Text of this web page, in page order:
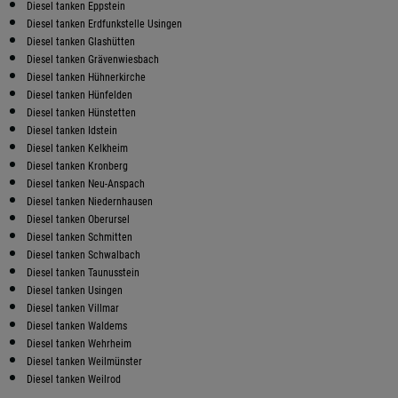
Diesel tanken Eppstein
Diesel tanken Erdfunkstelle Usingen
Diesel tanken Glashütten
Diesel tanken Grävenwiesbach
Diesel tanken Hühnerkirche
Diesel tanken Hünfelden
Diesel tanken Hünstetten
Diesel tanken Idstein
Diesel tanken Kelkheim
Diesel tanken Kronberg
Diesel tanken Neu-Anspach
Diesel tanken Niedernhausen
Diesel tanken Oberursel
Diesel tanken Schmitten
Diesel tanken Schwalbach
Diesel tanken Taunusstein
Diesel tanken Usingen
Diesel tanken Villmar
Diesel tanken Waldems
Diesel tanken Wehrheim
Diesel tanken Weilmünster
Diesel tanken Weilrod